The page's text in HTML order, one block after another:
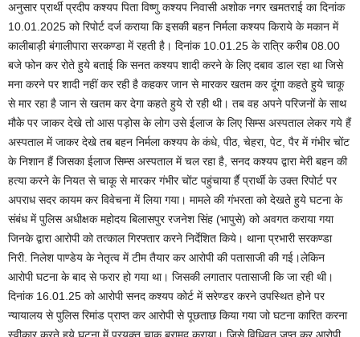
अनुसार प्रार्थी प्रदीप कश्यप पिता विष्णु कश्यप निवासी अशोक नगर खमतराई का दिनांक
10.01.2025 को रिपोर्ट दर्ज कराया कि इसकी बहन निर्मला कश्यप किराये के मकान में
कालीबाड़ी बंगालीपारा सरकण्डा में रहती है। दिनांक 10.01.25 के रात्रि करीब 08.00
बजे फोन कर रोते हुये बताई कि सनत कश्यप शादी करने के लिए दबाव डाल रहा था जिसे
मना करने पर शादी नहीं कर रही है कहकर जान से मारकर खतम कर दूंगा कहते हुये चाकू
से मार रहा है जान से खतम कर देगा कहते हुये रो रही थी। तब वह अपने परिजनों के साथ
मौके पर जाकर देखे तो आस पड़ोस के लोग उसे ईलाज के लिए सिम्स अस्पताल लेकर गये हैं
अस्पताल में जाकर देखे तब बहन निर्मला कश्यप के कंधे, पीठ, चेहरा, पेट, पैर में गंभीर चोंट
के निशान हैं जिसका ईलाज सिम्स अस्पताल में चल रहा है, सनद कश्यप द्वारा मेरी बहन की
हत्या करने के नियत से चाकू से मारकर गंभीर चोंट पहुंचाया र्है प्रार्थी के उक्त रिपोर्ट पर
अपराध सदर कायम कर विवेचना में लिया गया। मामले की गंभरता को देखते हुये घटना के
संबंध में पुलिस अधीक्षक महोदय बिलासपुर रजनेश सिंह (भापुसे) को अवगत कराया गया
जिनके द्वारा आरोपी को तत्काल गिरफ्तार करने निर्देशित किये। थाना प्रभारी सरकण्डा
निरी. निलेश पाण्डेय के नेतृत्व में टीम तैयार कर आरोपी की पतासाजी की गई।लेकिन
आरोपी घटना के बाद से फरार हो गया था। जिसकी लगातार पतासाजी कि जा रही थी।
दिनांक 16.01.25 को आरोपी सनद कश्यप कोर्ट में सरेण्डर करने उपस्थित होने पर
न्यायालय से पुलिस रिमांड प्राप्त कर आरोपी से पूछताछ किया गया जो घटना कारित करना